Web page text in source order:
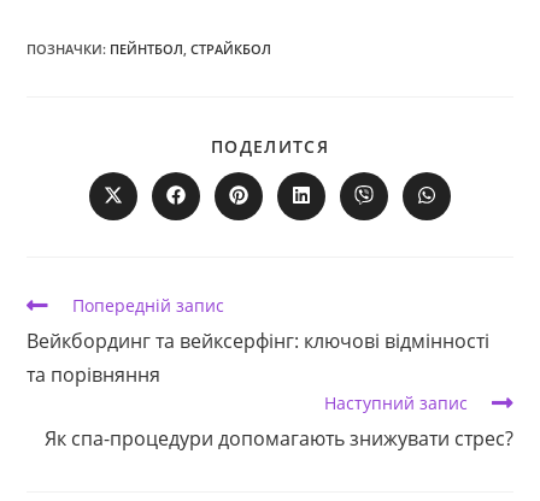
ПОЗНАЧКИ: ПЕЙНТБОЛ, СТРАЙКБОЛ
ПОДЕЛИТСЯ
ЦИМ
ВМІСТОМ
Відкрити
в
Відкрити
в
Відкрити
в
Відкрити
в
Відкрити
в
Відкрити
в
Прочитати
більше
статей
Попередній запис
Вейкбординг та вейксерфінг: ключові відмінності
та порівняння
Наступний запис
Як спа-процедури допомагають знижувати стрес?